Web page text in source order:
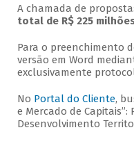
A chamada de
total de R$ 225
Para o preenchimento
versão em Word
exclusivamente
No Portal do Cliente,
e Mercado de
Desenvolvimento